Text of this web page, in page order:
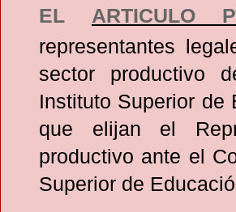
EL
ARTICULO
representantes
sector productivo
Instituto Superior de
que elijan el
productivo ante el
Superior de